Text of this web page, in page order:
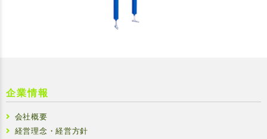
企業情報
会社概要
経営理念・経営方針